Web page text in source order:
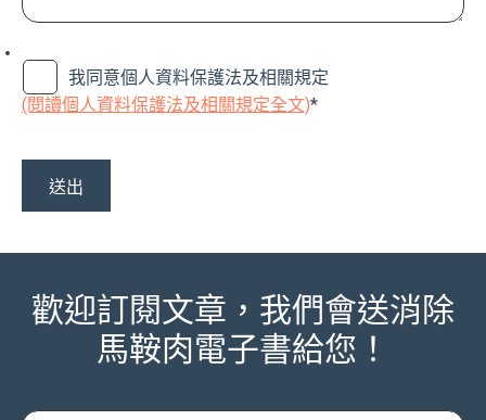
我同意個人資料保護法及相關規定
(閱讀個人資料保護法及相關規定全文)*
歡迎訂閱文章，我們會送消除
馬鞍肉電子書給您！